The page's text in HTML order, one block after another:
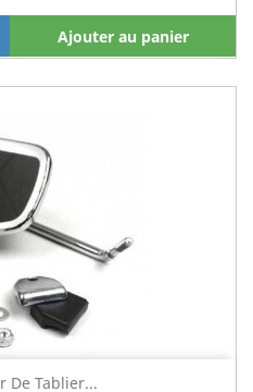
Ajouter au panier
De Tablier...